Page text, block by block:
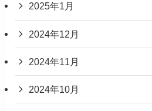
2025年1月
2024年12月
2024年11月
2024年10月